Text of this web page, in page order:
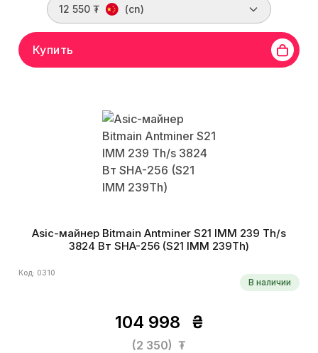
12 550 ₮ (cn)
Купить
Asic-майнер Bitmain Antminer S21 IMM 239 Th/s
3824 Вт SHA-256 (S21 IMM 239Th)
Код: 0310
В наличии
104 998 ₴
(2 350) ₮